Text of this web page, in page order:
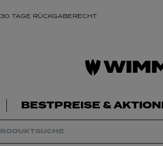
30 TAGE RÜCKGABERECHT
BESTPREISE &